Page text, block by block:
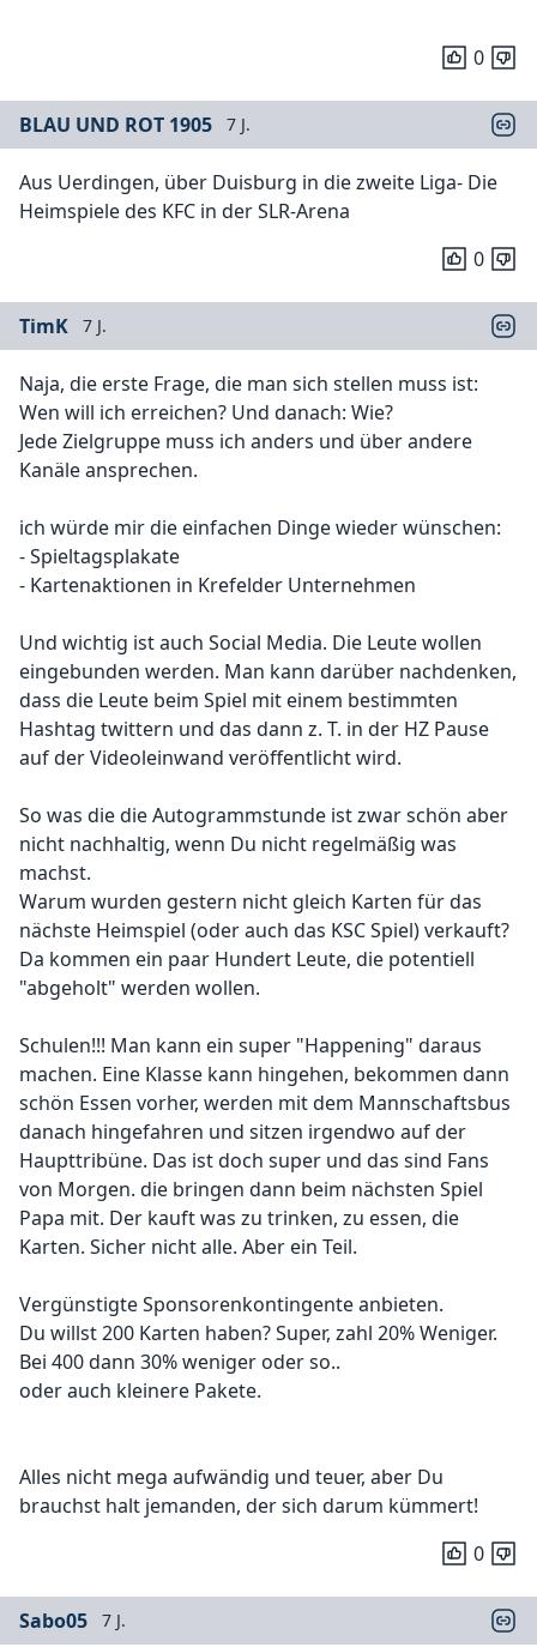
0
BLAU UND ROT 1905 7 J.
Aus Uerdingen, über Duisburg in die zweite Liga- Die
Heimspiele des KFC in der SLR-Arena
0
TimK 7 J.
Naja, die erste Frage, die man sich stellen muss ist:
Wen will ich erreichen? Und danach: Wie?
Jede Zielgruppe muss ich anders und über andere
Kanäle ansprechen.
ich würde mir die einfachen Dinge wieder wünschen:
- Spieltagsplakate
- Kartenaktionen in Krefelder Unternehmen
Und wichtig ist auch Social Media. Die Leute wollen
eingebunden werden. Man kann darüber nachdenken,
dass die Leute beim Spiel mit einem bestimmten
Hashtag twittern und das dann z. T. in der HZ Pause
auf der Videoleinwand veröffentlicht wird.
So was die die Autogrammstunde ist zwar schön aber
nicht nachhaltig, wenn Du nicht regelmäßig was
machst.
Warum wurden gestern nicht gleich Karten für das
nächste Heimspiel (oder auch das KSC Spiel) verkauft?
Da kommen ein paar Hundert Leute, die potentiell
"abgeholt" werden wollen.
Schulen!!! Man kann ein super "Happening" daraus
machen. Eine Klasse kann hingehen, bekommen dann
schön Essen vorher, werden mit dem Mannschaftsbus
danach hingefahren und sitzen irgendwo auf der
Haupttribüne. Das ist doch super und das sind Fans
von Morgen. die bringen dann beim nächsten Spiel
Papa mit. Der kauft was zu trinken, zu essen, die
Karten. Sicher nicht alle. Aber ein Teil.
Vergünstigte Sponsorenkontingente anbieten.
Du willst 200 Karten haben? Super, zahl 20% Weniger.
Bei 400 dann 30% weniger oder so..
oder auch kleinere Pakete.
Alles nicht mega aufwändig und teuer, aber Du
brauchst halt jemanden, der sich darum kümmert!
0
Sabo05 7 J.